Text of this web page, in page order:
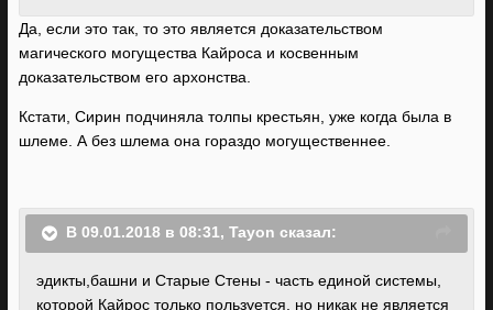
Да, если это так, то это является доказательством
магического могущества Кайроса и косвенным
доказательством его архонства.
Кстати, Сирин подчиняла толпы крестьян, уже когда была в
шлеме. А без шлема она гораздо могущественнее.
В 09.01.2018 в 08:31, Tayon сказал:
эдикты,башни и Старые Стены - часть единой системы,
которой Кайрос только пользуется, но никак не является